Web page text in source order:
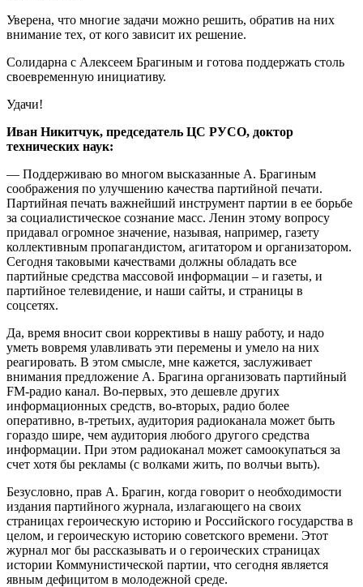
Уверена, что многие задачи можно решить, обратив на них
внимание тех, от кого зависит их решение.
Солидарна с Алексеем Брагиным и готова поддержать столь
своевременную инициативу.
Удачи!
Иван Никитчук, председатель ЦС РУСО, доктор
технических наук:
— Поддерживаю во многом высказанные А. Брагиным
соображения по улучшению качества партийной печати.
Партийная печать важнейший инструмент партии в ее борьбе
за социалистическое сознание масс. Ленин этому вопросу
придавал огромное значение, называя, например, газету
коллективным пропагандистом, агитатором и организатором.
Сегодня таковыми качествами должны обладать все
партийные средства массовой информации – и газеты, и
партийное телевидение, и наши сайты, и страницы в
соцсетях.
Да, время вносит свои коррективы в нашу работу, и надо
уметь вовремя улавливать эти перемены и умело на них
реагировать. В этом смысле, мне кажется, заслуживает
внимания предложение А. Брагина организовать партийный
FM-радио канал. Во-первых, это дешевле других
информационных средств, во-вторых, радио более
оперативно, в-третьих, аудитория радиоканала может быть
гораздо шире, чем аудитория любого другого средства
информации. При этом радиоканал может самоокупаться за
счет хотя бы рекламы (с волками жить, по волчьи выть).
Безусловно, прав А. Брагин, когда говорит о необходимости
издания партийного журнала, излагающего на своих
страницах героическую историю и Российского государства в
целом, и героическую историю советского времени. Этот
журнал мог бы рассказывать и о героических страницах
истории Коммунистической партии, что сегодня является
явным дефицитом в молодежной среде.